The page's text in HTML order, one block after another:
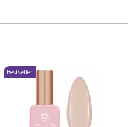
Bestseller